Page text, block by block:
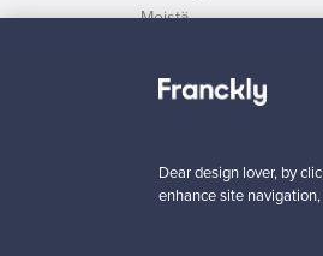
Meistä
Käyttöehdot
Evästekäytännöt
Dear design lover, by
enhance site